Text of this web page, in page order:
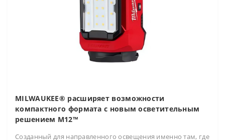
MILWAUKEE® расширяет возможности
компактного формата с новым осветительным
решением M12™
Созданный для направленного освещения именно там, где